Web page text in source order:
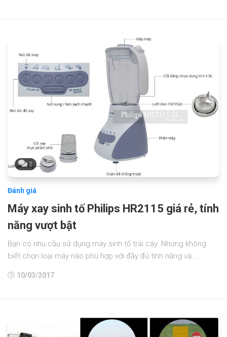
2
Đánh giá
Máy xay sinh tố Philips HR2115 giá rẻ, tính
năng vượt bật
Bạn có nhu cầu sử dụng máy sinh tố trái cây. Nhưng không
biết chọn loại máy nào phù hợp với đầy đủ tính năng và...
10/03/2017